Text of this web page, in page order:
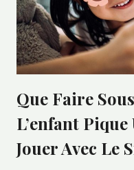
Que Faire
L’enfant
Jouer Avec Le